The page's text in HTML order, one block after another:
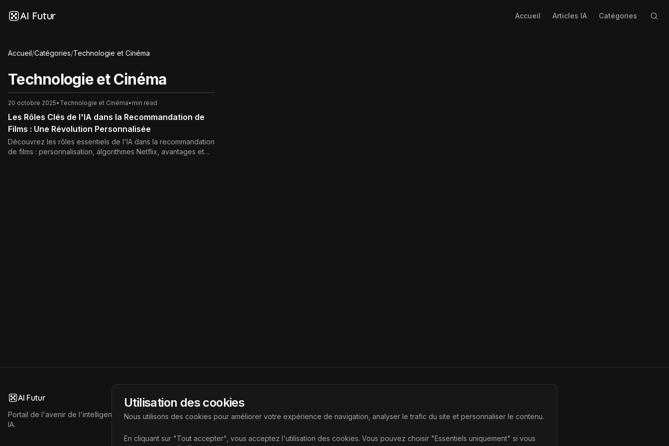
AI Futur Accueil Articles IA Catégories
Accueil/Catégories/Technologie et Cinéma
Technologie et Cinéma
20 octobre 2025• Technologie et Cinéma• min read
Les Rôles Clés de l'IA dans la Recommandation de
Films : Une Révolution Personnalisée
Découvrez les rôles essentiels de l'IA dans la recommandation
de films : personnalisation, algorithmes Netflix, avantages et
AI Futur
Portail de l'avenir de l'intelligence artificielle, vous aidant à découvrir les dernières technologies
IA.
Accueil
Catégories
Utilisation des cookies
Nous utilisons des cookies pour améliorer votre expérience de navigation, analyser le trafic du site et personnaliser le contenu.
En cliquant sur "Tout accepter", vous acceptez l'utilisation des cookies. Vous pouvez choisir "Essentiels uniquement" si vous